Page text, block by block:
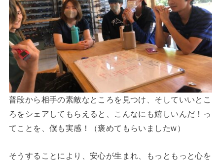
普段から相手の素敵なところを見つけ、そしていいとこ
ろをシェアしてもらえると、こんなにも嬉しいんだ！っ
てことを、僕も実感！（褒めてもらいましたw）
そうすることにより、安心が生まれ、もっともっと心を